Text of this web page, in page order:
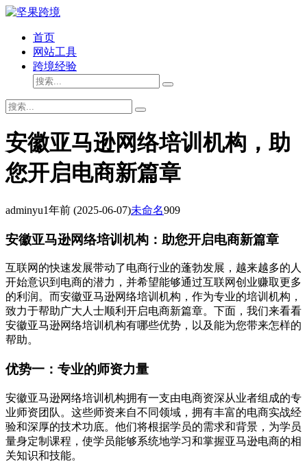
首页
网站工具
跨境经验
安徽亚马逊网络培训机构，助
您开启电商新篇章
adminyu1年前 (2025-06-07)未命名909
安徽亚马逊网络培训机构：助您开启电商新篇章
互联网的快速发展带动了电商行业的蓬勃发展，越来越多的人
开始意识到电商的潜力，并希望能够通过互联网创业赚取更多
的利润。而安徽亚马逊网络培训机构，作为专业的培训机构，
致力于帮助广大人士顺利开启电商新篇章。下面，我们来看看
安徽亚马逊网络培训机构有哪些优势，以及能为您带来怎样的
帮助。
优势一：专业的师资力量
安徽亚马逊网络培训机构拥有一支由电商资深从业者组成的专
业师资团队。这些师资来自不同领域，拥有丰富的电商实战经
验和深厚的技术功底。他们将根据学员的需求和背景，为学员
量身定制课程，使学员能够系统地学习和掌握亚马逊电商的相
关知识和技能。